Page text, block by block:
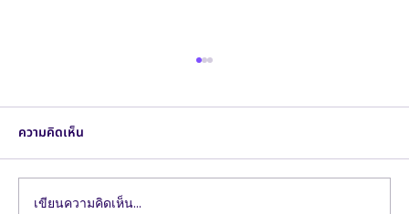
ความคิดเห็น
เขียนความคิดเห็น…